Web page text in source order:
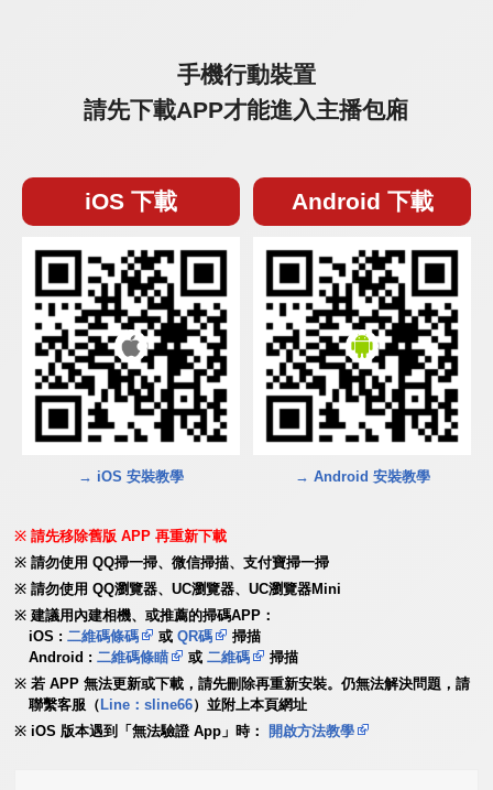
手機行動裝置
請先下載APP才能進入主播包廂
iOS 下載
→ iOS 安裝教學
Android 下載
→ Android 安裝教學
請先移除舊版 APP 再重新下載
請勿使用 QQ掃一掃、微信掃描、支付寶掃一掃
請勿使用 QQ瀏覽器、UC瀏覽器、UC瀏覽器Mini
建議用內建相機、或推薦的掃碼APP：
iOS :二維碼條碼 或QR碼
掃描
Android :二維碼條瞄 或二維碼
掃描
若 APP 無法更新或下載，請先刪除再重新安裝。仍無法解決問題，請
聯繫客服（ Line：sline66）並附上本頁網址
iOS 版本遇到「無法驗證 App」時：
開啟方法教學